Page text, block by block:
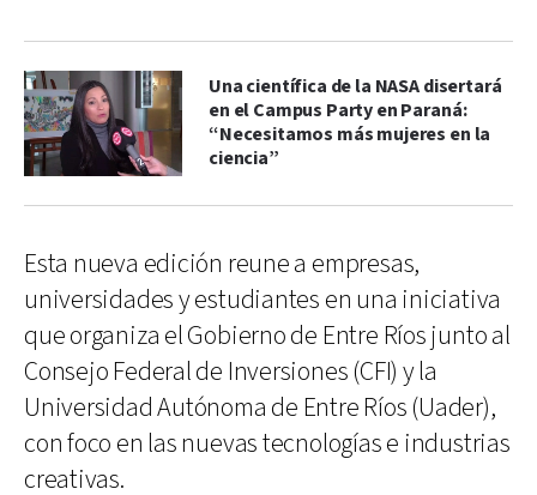
Una científica de la NASA disertará
en el Campus Party en Paraná:
“Necesitamos más mujeres en la
ciencia”
Esta nueva edición reune a empresas,
universidades y estudiantes en una iniciativa
que organiza el Gobierno de Entre Ríos junto al
Consejo Federal de Inversiones (CFI) y la
Universidad Autónoma de Entre Ríos (Uader),
con foco en las nuevas tecnologías e industrias
creativas.